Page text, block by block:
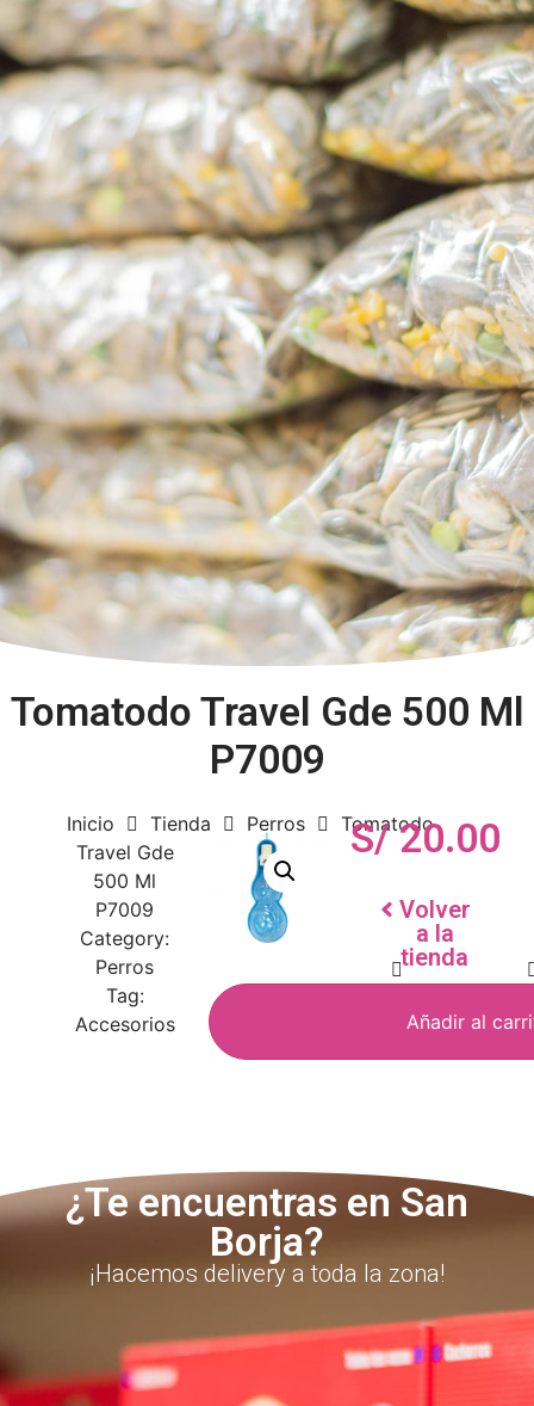
Tomatodo Travel Gde 500 Ml
P7009
Inicio Tienda Perros
Tomatodo
Travel Gde
500 Ml
P7009
Category:
Perros
Tag:
Accesorios
Añadir al
S/20.00
Volver
a la
tienda
¿Te encuentras en San
Borja?
¡Hacemos delivery a toda la zona!